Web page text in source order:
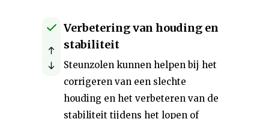
Verbetering van houding en
stabiliteit
Steunzolen kunnen helpen bij het
corrigeren van een slechte
houding en het verbeteren van de
stabiliteit tijdens het lopen of